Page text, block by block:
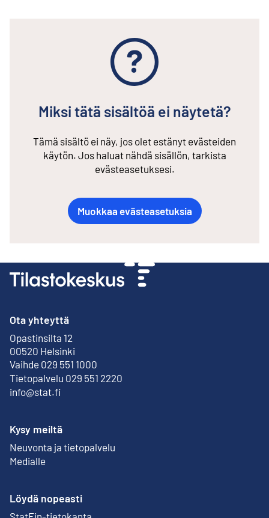
Miksi tätä sisältöä ei näytetä?
Tämä sisältö ei näy, jos olet estänyt evästeiden
käytön. Jos haluat nähdä sisällön, tarkista
evästeasetuksesi.
Muokkaa evästeasetuksia
Ota yhteyttä
Opastinsilta 12
00520 Helsinki
Ulkoinen linkki
Vaihde 029 551 1000
Tietopalvelu 029 551 2220
info@stat.fi
Kysy meiltä
Neuvonta ja tietopalvelu
Medialle
Löydä nopeasti